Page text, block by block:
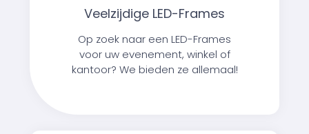
Veelzijdige LED-Frames
Op zoek naar een LED-Frames
voor uw evenement, winkel of
kantoor? We bieden ze allemaal!